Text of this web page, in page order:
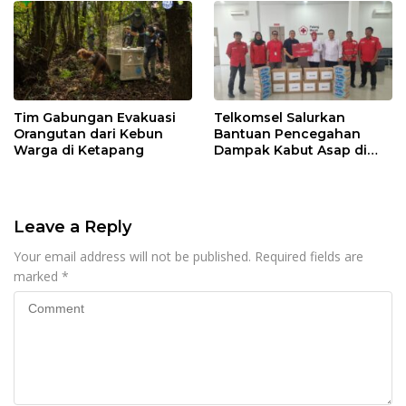
Tim Gabungan Evakuasi
Orangutan dari Kebun
Warga di Ketapang
Telkomsel Salurkan
Bantuan Pencegahan
Dampak Kabut Asap di
Leave a Reply
Your email address will not be published. Required fields are
marked *